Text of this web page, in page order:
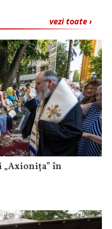
vezi toate ›
în